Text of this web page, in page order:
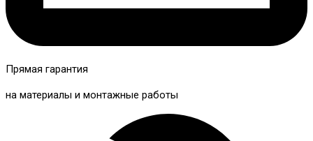
Прямая гарантия
на материалы и монтажные работы